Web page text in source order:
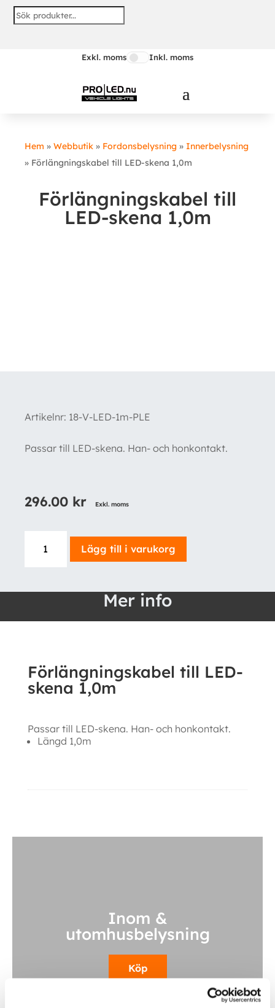
Exkl. moms Inkl. moms
Hem » Webbutik » Fordonsbelysning » Innerbelysning
» Förlängningskabel till LED-skena 1,0m
Förlängningskabel till
LED-skena 1,0m
Artikelnr: 18-V-LED-1m-PLE
Passar till LED-skena. Han- och honkontakt.
296.00 kr Exkl. moms
Förlängningskabel
mängd
Lägg till i varukorg
Mer info
Förlängningskabel till LED-
skena 1,0m
Passar till LED-skena. Han- och honkontakt.
Längd 1,0m
Inom &
utomhusbelysning
Köp